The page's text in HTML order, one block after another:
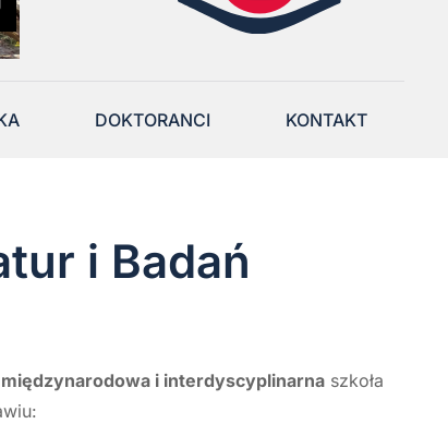
DOKTORANCI KONTAKT
i Badań
międzynarodowa i interdyscyplinarna szkoła